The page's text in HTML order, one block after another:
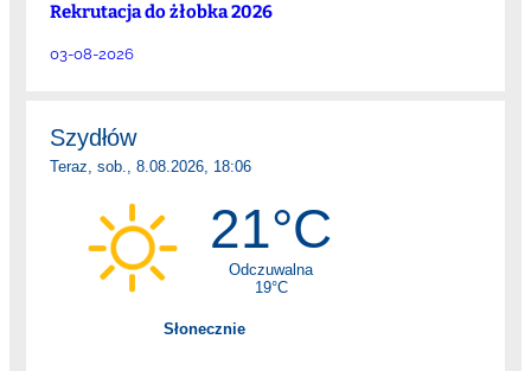
Rekrutacja do żłobka 2026
03-08-2026